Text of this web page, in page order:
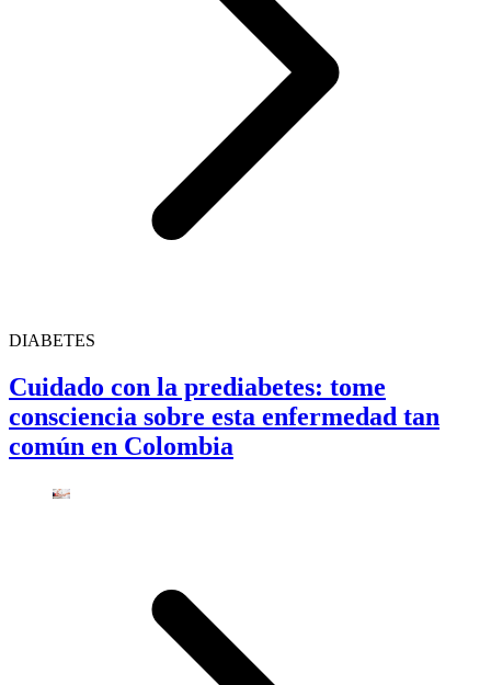
DIABETES
Cuidado con la prediabetes: tome
consciencia sobre esta enfermedad tan
común en Colombia